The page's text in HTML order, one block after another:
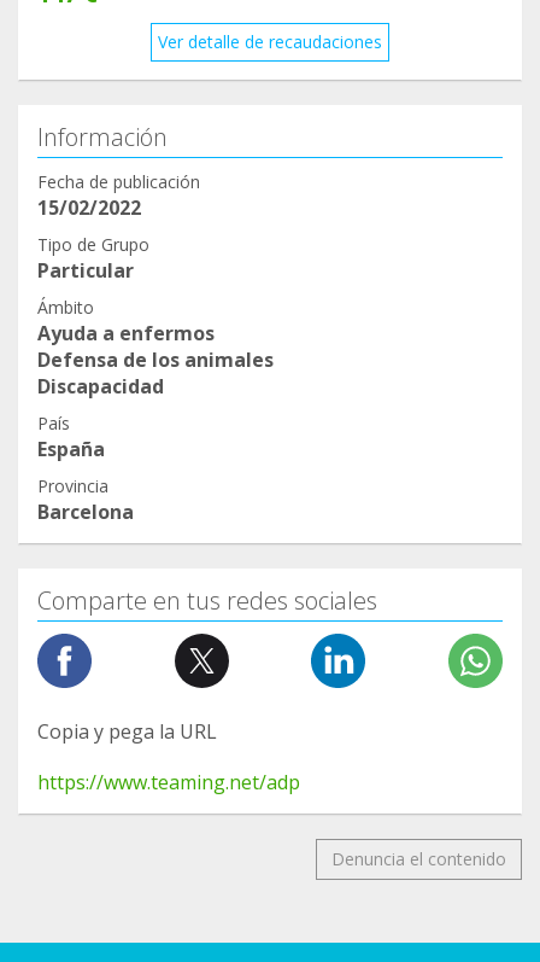
Ver detalle de recaudaciones
Información
Fecha de publicación
15/02/2022
Tipo de Grupo
Particular
Ámbito
Ayuda a enfermos
Defensa de los animales
Discapacidad
País
España
Provincia
Barcelona
Comparte en tus redes sociales
Copia y pega la URL
https://www.teaming.net/adp
Denuncia el contenido